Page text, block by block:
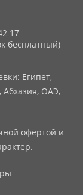
17
бесплатный)
Египет,
ОАЭ,
офертой и